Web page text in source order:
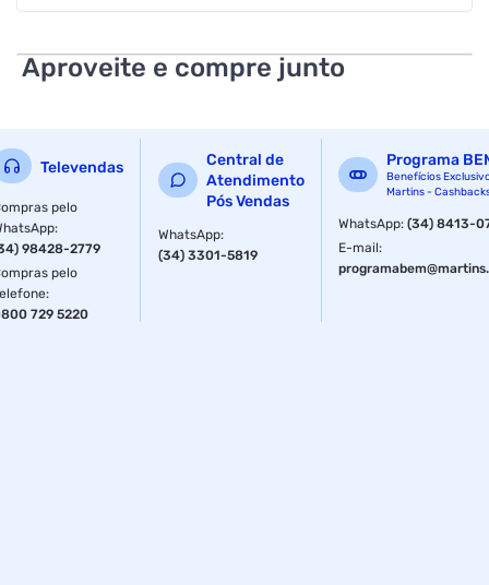
aparelhos eletrônicos. Possui também a função GONGO
ELETRÔNICO, que quando acionado emite um alerta para
Este amplificador permite ainda a expansão para mais
canais conforme a necessidade do cliente. Utilizando-se o
EMS400 Hayonik. (produto vendido separadamente)
Especificações
Anatel
Aproveite e compre junto
Televendas
pelo
:
98428-2779
pelo
:
729 5220
Central de
Atendimento
Pós Vendas
WhatsApp:
(34) 3301-5819
Programa
Benefícios
Martins -
WhatsApp:(34) 8413-
E-mail: